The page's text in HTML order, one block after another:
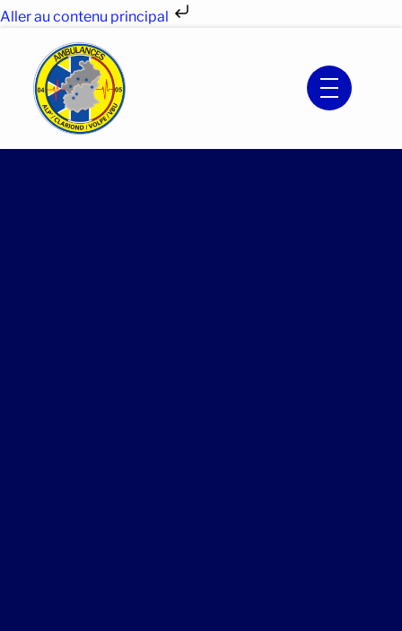
Aller au contenu principal